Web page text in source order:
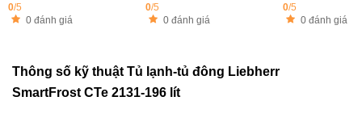
0/5
0 đánh giá
0/5
0 đánh giá
0/5
0 đánh giá
Thông số kỹ thuật Tủ lạnh-tủ đông Liebherr
SmartFrost CTe 2131-196 lít